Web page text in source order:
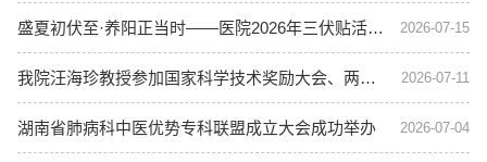
2026-07-15
盛夏初伏至·养阳正当时——医院2026年三伏贴活动火热启幕
2026-07-11
我院汪海珍教授参加国家科学技术奖励大会、两院院士大会、中国科协第十一次全国代表大会
2026-07-04
湖南省肺病科中医优势专科联盟成立大会成功举办